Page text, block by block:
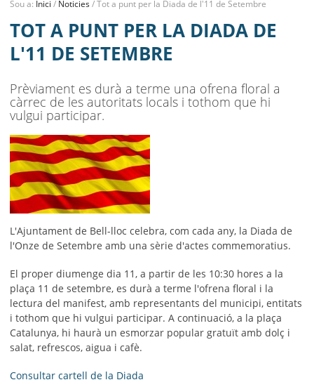
AJUNTAMENT
MUNICIPI
SEU ELECTRÒNICA
BELL-LLOC SOLUCIONA
Sou a: Inici / Noticies/Tot a punt per la Diada de l'11 de Setembre
TOT A PUNT PER LA DIADA DE
L'11 DE SETEMBRE
Prèviament es durà a terme una ofrena floral a
càrrec de les autoritats locals i tothom que hi
vulgui participar.
L'Ajuntament de Bell-lloc celebra, com cada any, la Diada de
l'Onze de Setembre amb una sèrie d'actes commemoratius.
El proper diumenge dia 11, a partir de les 10:30 hores a la
plaça 11 de setembre, es durà a terme l'ofrena floral i la
lectura del manifest, amb representants del municipi, entitats
i tothom que hi vulgui participar. A continuació, a la plaça
Catalunya, hi haurà un esmorzar popular gratuït amb dolç i
salat, refrescos, aigua i cafè.
Consultar cartell de la Diada